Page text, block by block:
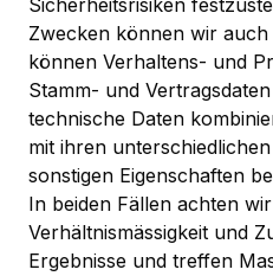
Sicherheitsrisiken
Zwecken können wir
können Verhaltens- und
Stamm- und
technische Daten
mit ihren
sonstigen Eigenschaften
In beiden Fällen achten
Verhältnismässigkeit und
Ergebnisse und treffen